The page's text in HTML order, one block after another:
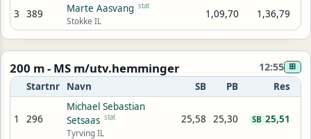
3 389 Marte Aasvang stat
Stokke IL
1,09,70 1,36,79
200 m - MS m/utv.hemminger 12:55 ⊞
Startnr Navn SB PB Res
1 296
Michael Sebastian
Setsaas stat
Tyrving IL
25,58 25,30 25,51
SB